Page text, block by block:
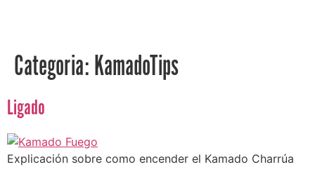
Categoria:KamadoTips
Ligado
Explicación sobre como encender el Kamado Charrúa